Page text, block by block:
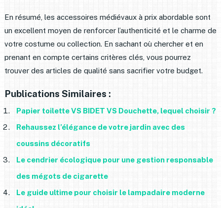
En résumé, les accessoires médiévaux à prix abordable sont
un excellent moyen de renforcer l’authenticité et le charme de
votre costume ou collection. En sachant où chercher et en
prenant en compte certains critères clés, vous pourrez
trouver des articles de qualité sans sacrifier votre budget.
Publications Similaires :
Papier toilette VS BIDET VS Douchette, lequel choisir ?
Rehaussez l’élégance de votre jardin avec des
coussins décoratifs
Le cendrier écologique pour une gestion responsable
des mégots de cigarette
Le guide ultime pour choisir le lampadaire moderne